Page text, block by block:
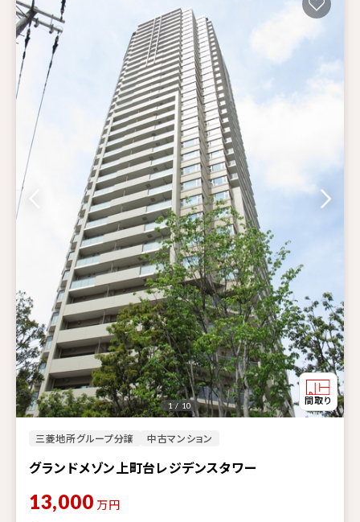
三菱地所グループ分譲 中古マンション
グランドメゾン上町台レジデンスタワー
1 / 10
13,000 万円